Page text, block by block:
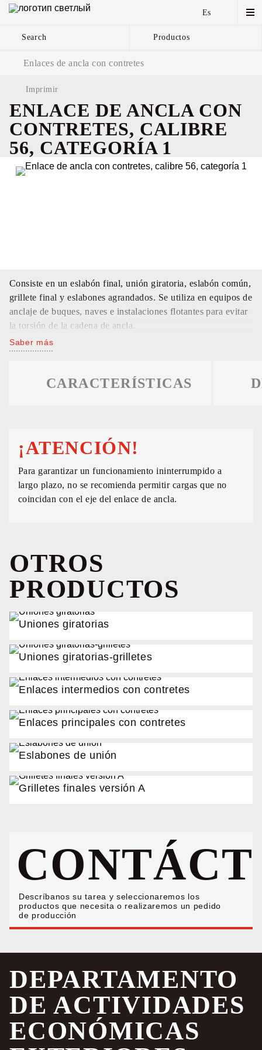
Es
Search Productos
componentes
Enlaces de ancla con contretes
Imprimir
ENLACE DE ANCLA CON
CONTRETES, CALIBRE
56, CATEGORÍA 1
Consiste en un eslabón final, unión giratoria, eslabón común,
grillete final y eslabones agrandados. Se utiliza en equipos de
anclaje de buques, naves e instalaciones flotantes para evitar
la torsión de la cadena de ancla.
Saber más
CARACTERÍSTICAS
¡ATENCIÓN!
Para garantizar un funcionamiento ininterrumpido a
largo plazo, no se recomienda permitir cargas que no
coincidan con el eje del enlace de ancla.
OTROS
PRODUCTOS
Uniones giratorias
Uniones giratorias-grilletes
Enlaces intermedios con contretes
Enlaces principales con contretes
Eslabones de unión
Grilletes finales versión A
Descríbanos su tarea y seleccionaremos los
productos que necesita o realizaremos un pedido
de producción
DEPARTAMENTO
DE ACTIVIDADES
ECONÓMICAS